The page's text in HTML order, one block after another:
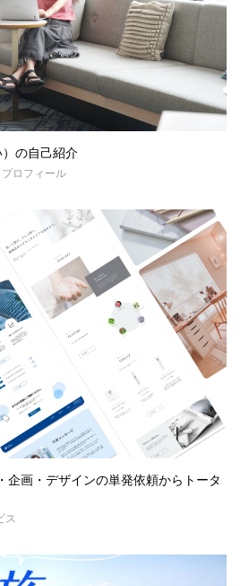
の自己紹介
プロフィール
企画・デザインの単発依頼からトータ
ス